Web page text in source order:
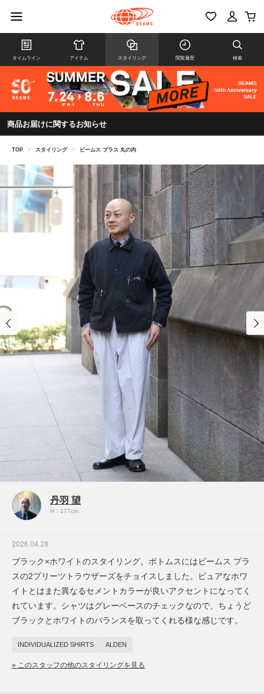
タイムライン アイテム スタイリング 閲覧履歴 検索
商品お届けに関するお知らせ
TOP > スタイリング > ビームス プラス 丸の内
丹羽 望
H：177cm
2026.04.28
ブラック×ホワイトのスタイリング。ボトムスにはビームス プラ
スの2プリーツトラウザーズをチョイスしました。ピュアなホワ
イトとはまた異なるセメントカラーが良いアクセントになってく
れています。シャツはグレーベースのチェックなので、ちょうど
ブラックとホワイトのバランスを取ってくれる様な感じです。
INDIVIDUALIZED SHIRTS ALDEN
» このスタッフの他のスタイリングを見る